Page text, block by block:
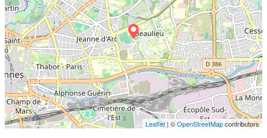
Leaflet| ©OpenStreetMapcontributors